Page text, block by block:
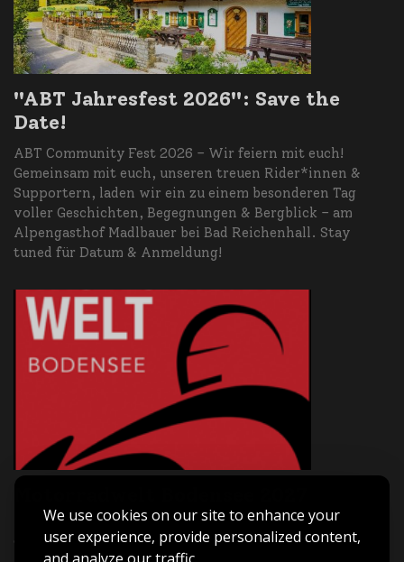
We use cookies on our site to enhance your
user experience, provide personalized content,
"ABT Jahresfest 2026": Save the
Date!
ABT Community Fest 2026 – Wir feiern mit euch!
Gemeinsam mit euch, unseren treuen Rider*innen &
Supportern, laden wir ein zu einem besonderen Tag
voller Geschichten, Begegnungen & Bergblick – am
Alpengasthof Madlbauer bei Bad Reichenhall. Stay
tuned für Datum & Anmeldung!
Asia Bike Tours ist live dabei – Halle B3 | Stand B3-209.
Triff uns vor Ort, hol dir Inspiration für deine nächste